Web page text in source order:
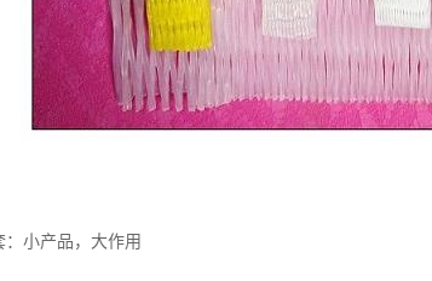
：小产品，大作用